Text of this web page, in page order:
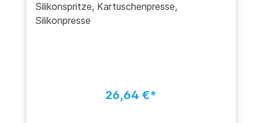
Silikonspritze, Kartuschenpresse,
Silikonpresse
26,64 €*